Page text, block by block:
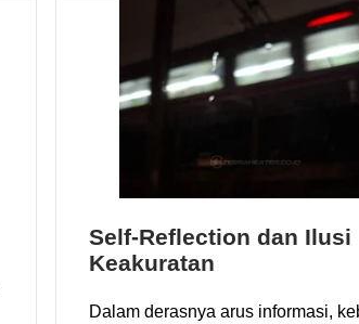
Self-Reflection dan Ilusi
Keakuratan
Dalam derasnya arus informasi,